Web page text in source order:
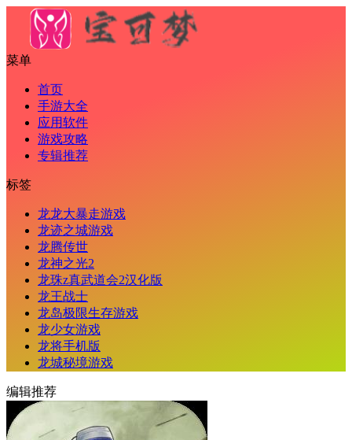
菜单
首页
手游大全
应用软件
游戏攻略
专辑推荐
标签
龙龙大暴走游戏
龙迹之城游戏
龙腾传世
龙神之光2
龙珠z真武道会2汉化版
龙王战士
龙岛极限生存游戏
龙少女游戏
龙将手机版
龙城秘境游戏
编辑推荐